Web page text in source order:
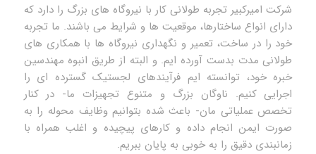
شرکت امیرکبیر تجربه طولانی کار با نیروگاه های بزرگ را دارد که
دارای انواع ساختارها، موقعیت ها و شرایط می باشند. ما تجربه
خود را در ساخت، تعمیر و نگهداری نیروگاه ها با همکاری های
طولانی مدت بدست آورده ایم. و البته از طریق انبوه مهندسین
خبره خود، توانسته ایم فرآیندهای لجستیک گسترده ای را
اجرایی کنیم. ناوگان بزرگ و متنوع تجهیزات ما- در کنار
تخصص عملیاتی مان- باعث شده بتوانیم وظایف محوله را به
صورت ایمن انجام داده و کارهای پیچیده و اغلب همراه با
زمانبندی دقیق را به خوبی به پایان ببریم.